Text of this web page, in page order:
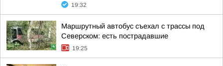
19:32
Маршрутный автобус съехал с трассы под
Северском: есть пострадавшие
19:25